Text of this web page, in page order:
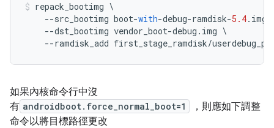
repack_bootimg \
--src_bootimg boot-with-debug-ramdisk-5.4. img
--dst_bootimg vendor_boot-debug . img \
--ramdisk_add first_stage_ramdisk/
如果內核命令行中沒
有 androidboot.force_normal_boot=1
，則應如下調整
命令以將目標路徑更改